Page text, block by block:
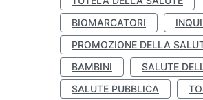
BIOMARCATORI
PROMOZIONE DELLA
BAMBINI
SALUTE
SALUTE PUBBLICA